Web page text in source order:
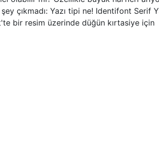
çıkmadı: Yazı tipi ne! Identifont Serif
bir resim üzerinde düğün kırtasiye için